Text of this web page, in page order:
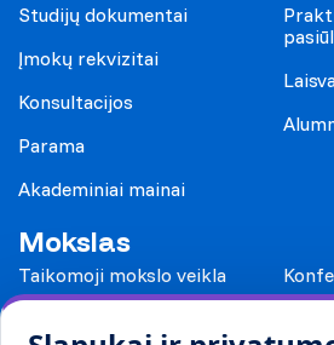
Studijų dokumentai
Įmokų rekvizitai
Konsultacijos
Parama
Akademiniai mainai
Mokslas
Taikomoji mokslo veikla